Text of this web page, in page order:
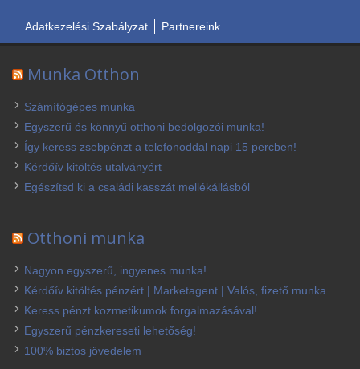
Adatkezelési Szabályzat Partnereink
Munka Otthon
Számítógépes munka
Egyszerű és könnyű otthoni bedolgozói munka!
Így keress zsebpénzt a telefonoddal napi 15 percben!
Kérdőív kitöltés utalványért
Egészítsd ki a családi kasszát mellékállásból
Otthoni munka
Nagyon egyszerű, ingyenes munka!
Kérdőív kitöltés pénzért | Marketagent | Valós, fizető munka
Keress pénzt kozmetikumok forgalmazásával!
Egyszerű pénzkereseti lehetőség!
100% biztos jövedelem